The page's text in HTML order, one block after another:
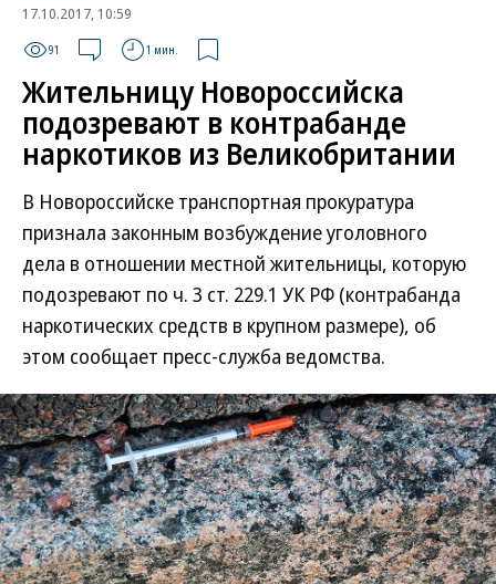
17.10.2017, 10:59
91 1 мин.
Жительницу Новороссийска
подозревают в контрабанде
наркотиков из Великобритании
В Новороссийске транспортная прокуратура
признала законным возбуждение уголовного
дела в отношении местной жительницы, которую
подозревают по ч. 3 ст. 229.1 УК РФ (контрабанда
наркотических средств в крупном размере), об
этом сообщает пресс-служба ведомства.